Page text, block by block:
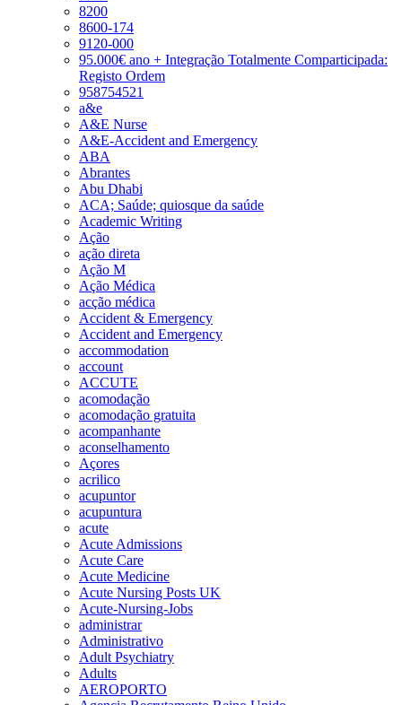
8200
8600-174
9120-000
95.000€ ano + Integração Totalmente Comparticipada:
Registo Ordem
958754521
a&e
A&E Nurse
A&E-Accident and Emergency
ABA
Abrantes
Abu Dhabi
ACA; Saúde; quiosque da saúde
Academic Writing
Ação
ação direta
Ação M
Ação Médica
acção médica
Accident & Emergency
Accident and Emergency
accommodation
account
ACCUTE
acomodação
acomodação gratuita
acompanhante
aconselhamento
Açores
acrilico
acupuntor
acupuntura
acute
Acute Admissions
Acute Care
Acute Medicine
Acute Nursing Posts UK
Acute-Nursing-Jobs
administrar
Administrativo
Adult Psychiatry
Adults
AEROPORTO